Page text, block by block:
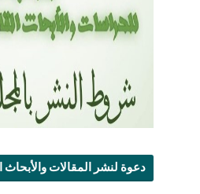
دعوة لنشر المقالات والأبحاث